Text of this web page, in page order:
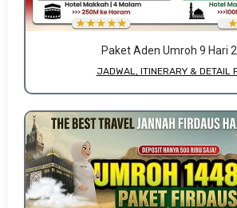
Paket Aden Umroh 9 Hari
JADWAL, ITINERARY & DETAIL